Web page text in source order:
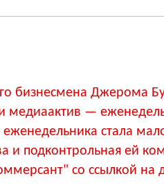
бизнесмена Джерома
медиаактив —
стала
и подконтрольная ей
со ссылкой